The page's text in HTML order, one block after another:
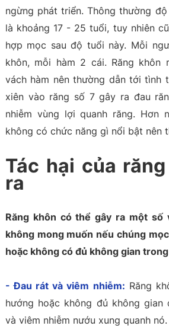
ngừng phát triển. Thông thường
là khoảng 17 - 25 tuổi, tuy nhiên
hợp mọc sau độ tuổi này. Mỗi
khôn, mỗi hàm 2 cái. Răng khôn
vách hàm nên thường dẫn tới tình
xiên vào răng số 7 gây ra đau
nhiễm vùng lợi quanh răng. Hơn
không có chức năng gì nổi bật nên
Tác hại của
ra
Răng khôn có thể gây ra một số
không mong muốn nếu chúng
hoặc không có đủ không gian
- Đau rát và viêm nhiễm: Răng
hướng hoặc không đủ không
và viêm nhiễm nướu xung quanh nó.